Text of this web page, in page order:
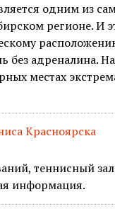
одним из
регионе. И
адреналина.
местах
Красноярска
теннисный
информация.